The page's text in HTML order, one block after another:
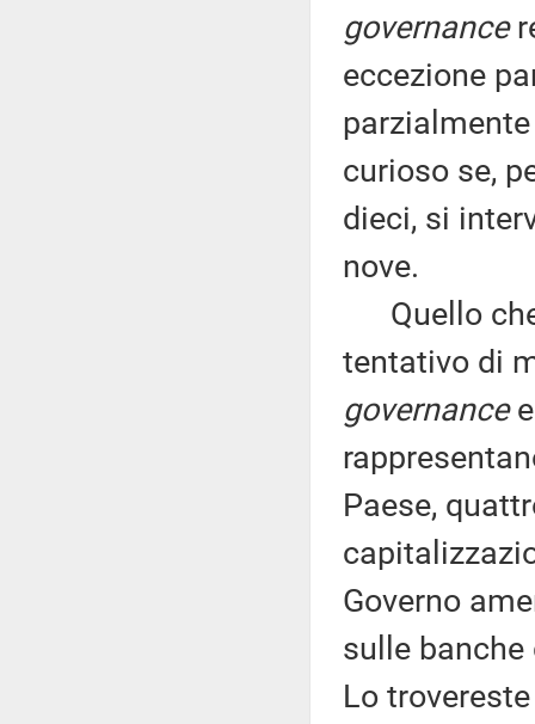
governance
eccezione
curioso se,
dieci, si
nove.
Quello che
tentativo di
governancee
Paese,
Governo
sulle
Lo